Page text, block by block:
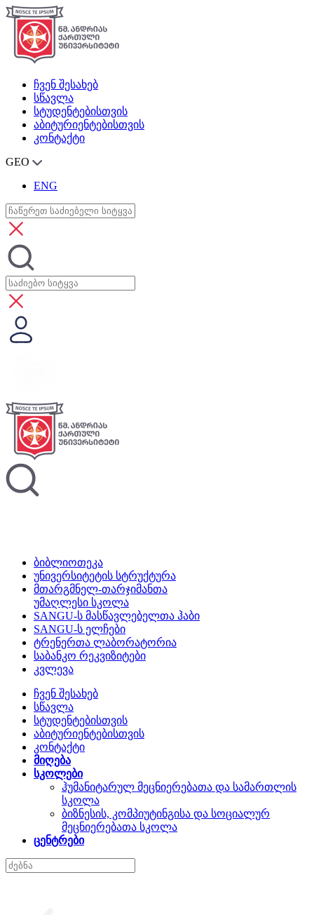
ჩვენ შესახებ
სწავლა
სტუდენტებისთვის
აბიტურიენტებისთვის
კონტაქტი
GEO
ENG
ბიბლიოთეკა
უნივერსიტეტის სტრუქტურა
მთარგმნელ-თარჯიმანთა
უმაღლესი სკოლა
SANGU-ს მასწავლებელთა ჰაბი
SANGU-ს ელჩები
ტრენერთა ლაბორატორია
საბანკო რეკვიზიტები
კვლევა
ჩვენ შესახებ
სწავლა
სტუდენტებისთვის
აბიტურიენტებისთვის
კონტაქტი
მიღება
სკოლები
ჰუმანიტარულ მეცნიერებათა და სამართლის
სკოლა
ბიზნესის, კომპიუტინგისა და სოციალურ
მეცნიერებათა სკოლა
ცენტრები